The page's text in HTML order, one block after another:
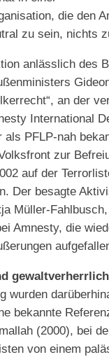
die den
zu sein, nichts
anlässlich des
an der
International
als PFLP-nah
zur
auf der
Der besagte
Müller-
Amnesty, die
wurden
bekannte
(2000), bei
von einem